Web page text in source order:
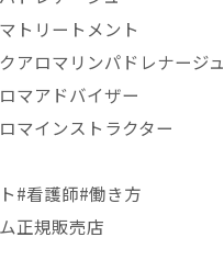
トリートメント
アロマリンパドレナージュ
マアドバイザー
マインストラクター
#看護師#働き方
正規販売店